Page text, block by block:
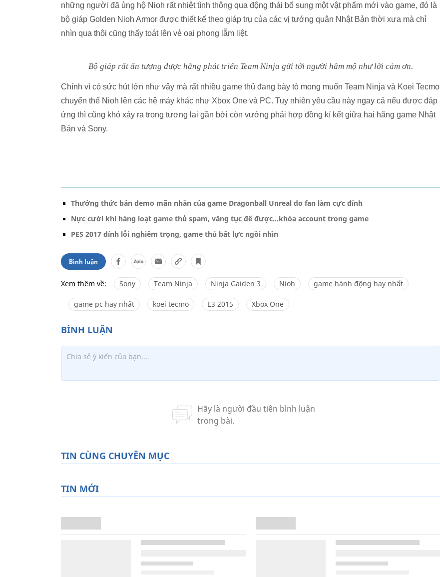
những người đã ủng hộ Nioh rất nhiệt tình thông qua động thái bổ sung một vật phẩm mới vào game, đó là
bộ giáp Golden Nioh Armor được thiết kế theo giáp trụ của các vị tướng quân Nhật Bản thời xưa mà chỉ
nhìn qua thôi cũng thấy toát lên vẻ oai phong lẫm liệt.
Bộ giáp rất ấn tượng được hãng phát triển Team Ninja gửi tới người hâm mộ như lời cảm ơn.
Chính vì có sức hút lớn như vậy mà rất nhiều game thủ đang bày tỏ mong muốn Team Ninja và Koei Tecmo
chuyển thể Nioh lên các hệ máy khác như Xbox One và PC. Tuy nhiên yêu cầu này ngay cả nếu được đáp
ứng thì cũng khó xảy ra trong tương lai gần bởi còn vướng phải hợp đồng kí kết giữa hai hãng game Nhật
Bản và Sony.
Thưởng thức bản demo mãn nhãn của game Dragonball Unreal do fan làm cực đỉnh
Nực cười khi hàng loạt game thủ spam, văng tục để được...khóa account trong game
PES 2017 dính lỗi nghiêm trọng, game thủ bất lực ngồi nhìn
Bình luận
Xem thêm về: Sony Team Ninja Ninja Gaiden 3 Nioh game hành động hay nhất
game pc hay nhất koei tecmo E3 2015 Xbox One
TIN CÙNG CHUYÊN MỤC
TIN MỚI